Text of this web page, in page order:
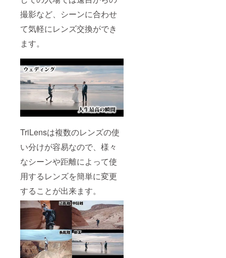
撮影など、シーンに合わせ
て気軽にレンズ交換ができ
ます。
TriLensは複数のレンズの使
い分けが容易なので、様々
なシーンや距離によって使
用するレンズを簡単に変更
することが出来ます。